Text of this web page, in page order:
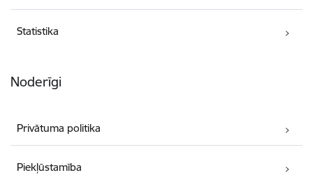
Statistika
Noderīgi
Privātuma politika
Piekļūstamība